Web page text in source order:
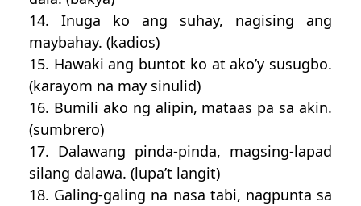
14. Inuga ko ang suhay, nagising ang
maybahay. (kadios)
15. Hawaki ang buntot ko at ako’y susugbo.
(karayom na may sinulid)
16. Bumili ako ng alipin, mataas pa sa akin.
(sumbrero)
17. Dalawang pinda-pinda, magsing-lapad
silang dalawa. (lupa’t langit)
18. Galing-galing na nasa tabi, nagpunta sa